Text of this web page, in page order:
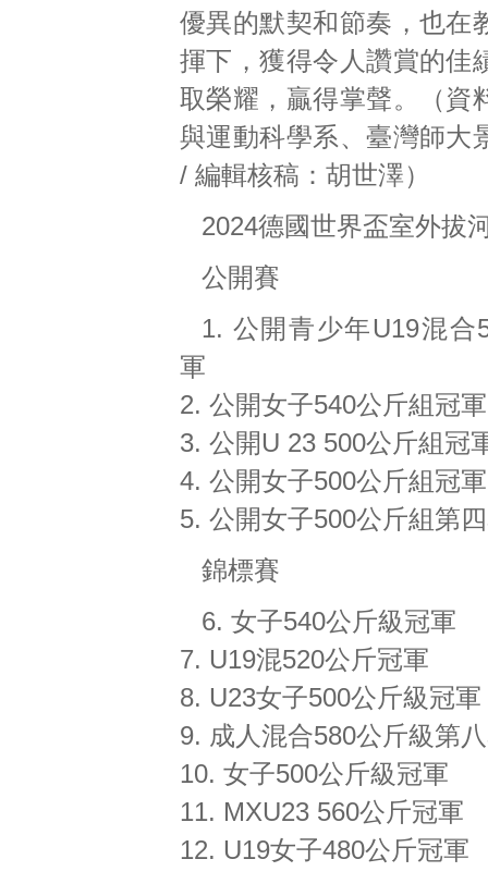
優異的默契和節奏，也在
揮下，獲得令人讚賞的佳
取榮耀，贏得掌聲。（資
與運動科學系、臺灣師大
/ 編輯核稿：胡世澤）
2024德國世界盃室外拔
公開賽
1. 公開青少年U19混合
軍
2. 公開女子540公斤組冠軍
3. 公開U 23 500公斤組冠
4. 公開女子500公斤組冠
5. 公開女子500公斤組第
錦標賽
6. 女子540公斤級冠軍
7. U19混520公斤冠軍
8. U23女子500公斤級冠軍
9. 成人混合580公斤級第
10. 女子500公斤級冠軍
11. MXU23 560公斤冠軍
12. U19女子480公斤冠軍